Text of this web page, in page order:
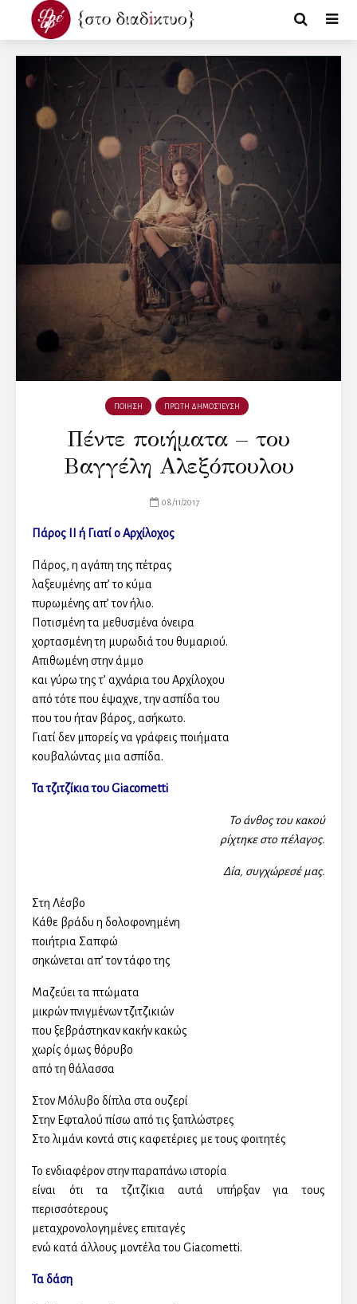
ΠΟΙΗΣΗ ΠΡΏΤΗ ΔΗΜΟΣΊΕΥΣΗ
Πέντε ποιήματα – του
Βαγγέλη Αλεξόπουλου
08/11/2017
Πάρος ΙΙ ή Γιατί ο Αρχίλοχος
Πάρος, η αγάπη της πέτρας
λαξευμένης απ’ το κύμα
πυρωμένης απ’ τον ήλιο.
Ποτισμένη τα μεθυσμένα όνειρα
χορτασμένη τη μυρωδιά του θυμαριού.
Απιθωμένη στην άμμο
και γύρω της τ’ αχνάρια του Αρχίλοχου
από τότε που έψαχνε, την ασπίδα του
που του ήταν βάρος, ασήκωτο.
Γιατί δεν μπορείς να γράφεις ποιήματα
κουβαλώντας μια ασπίδα.
Τα τζιτζίκια του Giacometti
Το άνθος του κακού
ρίχτηκε στο πέλαγος.
Δία, συγχώρεσέ μας.
Στη Λέσβο
Κάθε βράδυ η δολοφονημένη
ποιήτρια Σαπφώ
σηκώνεται απ’ τον τάφο της
Μαζεύει τα πτώματα
μικρών πνιγμένων τζιτζικιών
που ξεβράστηκαν κακήν κακώς
χωρίς όμως θόρυβο
από τη θάλασσα
Στον Μόλυβο δίπλα στα ουζερί
Στην Εφταλού πίσω από τις ξαπλώστρες
Στο λιμάνι κοντά στις καφετέριες με τους φοιτητές
Το ενδιαφέρον στην παραπάνω ιστορία
είναι ότι τα τζιτζίκια αυτά υπήρξαν για τους
περισσότερους
μεταχρονολογημένες επιταγές
ενώ κατά άλλους μοντέλα του Giacometti.
Τα δάση